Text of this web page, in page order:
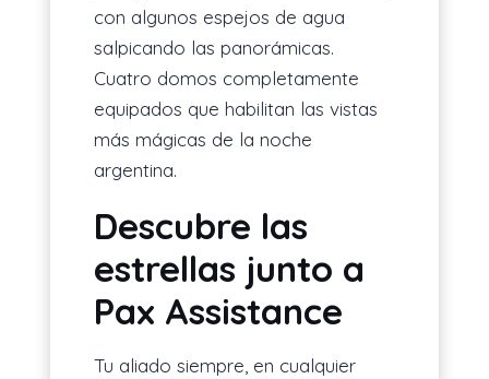
con algunos espejos de agua
salpicando las panorámicas.
Cuatro domos completamente
equipados que habilitan las vistas
más mágicas de la noche
argentina.
Descubre las
estrellas junto a
Pax Assistance
Tu aliado siempre, en cualquier